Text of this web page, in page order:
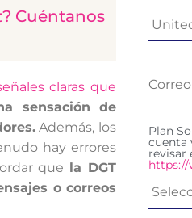
Cuéntanos
claras que
sensación de
Además, los
hay errores
que
la DGT
o correos
Plan
cuenta
revisar
https://